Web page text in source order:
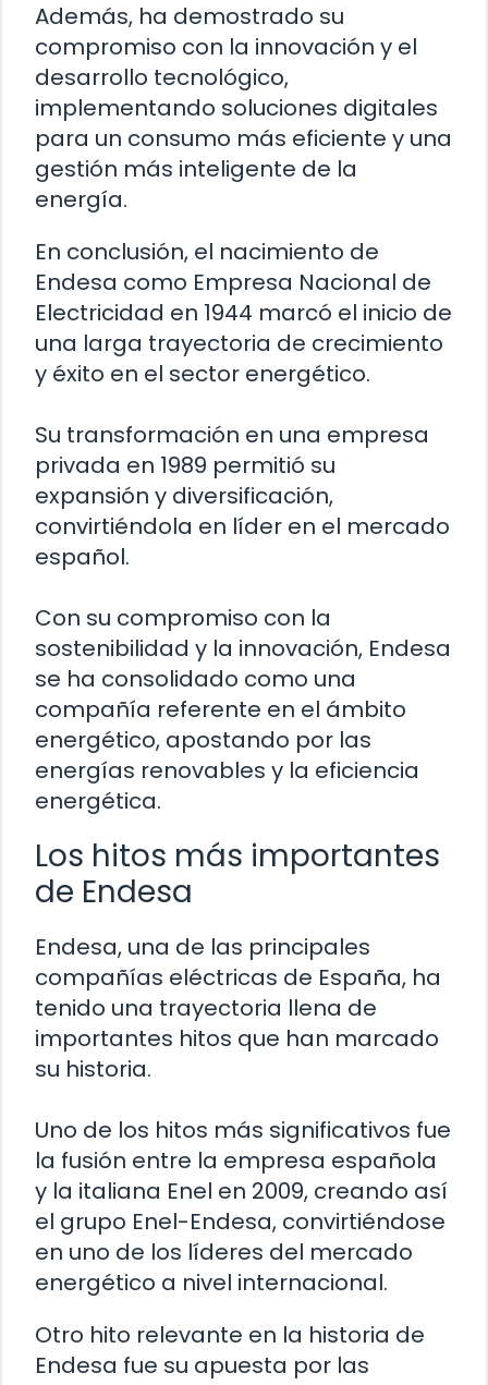
Además, ha demostrado su
compromiso con la innovación y el
desarrollo tecnológico,
implementando soluciones digitales
para un consumo más eficiente y una
gestión más inteligente de la
energía.
En conclusión, el nacimiento de
Endesa como Empresa Nacional de
Electricidad en 1944 marcó el inicio de
una larga trayectoria de crecimiento
y éxito en el sector energético.
Su transformación en una empresa
privada en 1989 permitió su
expansión y diversificación,
convirtiéndola en líder en el mercado
español.
Con su compromiso con la
sostenibilidad y la innovación, Endesa
se ha consolidado como una
compañía referente en el ámbito
energético, apostando por las
energías renovables y la eficiencia
energética.
Los hitos más importantes
de Endesa
Endesa, una de las principales
compañías eléctricas de España, ha
tenido una trayectoria llena de
importantes hitos que han marcado
su historia.
Uno de los hitos más significativos fue
la fusión entre la empresa española
y la italiana Enel en 2009, creando así
el grupo Enel-Endesa, convirtiéndose
en uno de los líderes del mercado
energético a nivel internacional.
Otro hito relevante en la historia de
Endesa fue su apuesta por las